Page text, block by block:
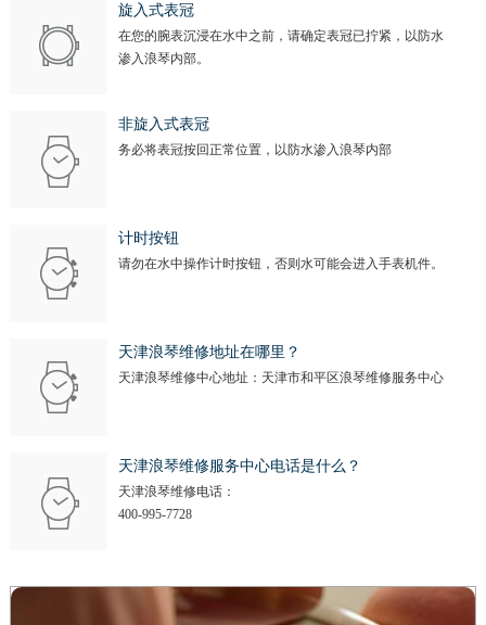
旋入式表冠
在您的腕表沉浸在水中之前，请确定表冠已拧紧，以防水
渗入浪琴内部。
非旋入式表冠
务必将表冠按回正常位置，以防水渗入浪琴内部
计时按钮
请勿在水中操作计时按钮，否则水可能会进入手表机件。
天津浪琴维修地址在哪里？
天津浪琴维修中心地址：天津市和平区浪琴维修服务中心
天津浪琴维修服务中心电话是什么？
天津浪琴维修电话：
400-995-7728